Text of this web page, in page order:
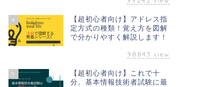
4
【超初心者向け】アドレス指
定方式の種類！覚え方を図解
で分かりやすく解説します！
98843 view
5
【超初心者向け】これで十
分。基本情報技術者試験に最